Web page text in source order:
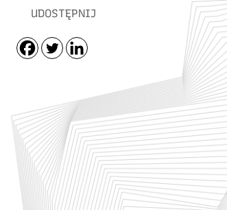
UDOSTĘPNIJ